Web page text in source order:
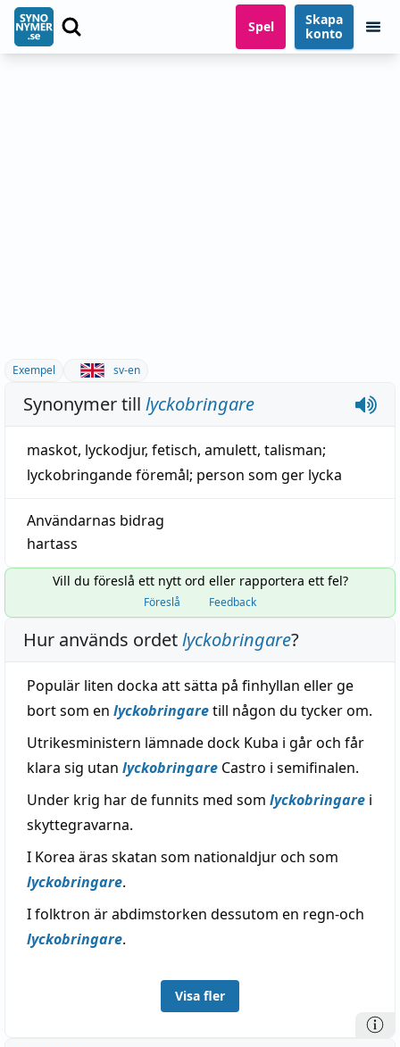
Spel
Skapa
konto
Exempel sv-en
Synonymer till lyckobringare
maskot, lyckodjur, fetisch, amulett, talisman;
lyckobringande föremål; person som ger lycka
Användarnas bidrag
hartass
Vill du föreslå ett nytt ord eller rapportera ett fel?
Föreslå Feedback
Hur används ordetlyckobringare?
Populär liten docka att sätta på finhyllan eller ge
bort som en lyckobringaretill någon du tycker om.
Utrikesministern lämnade dock Kuba i går och får
klara sig utan lyckobringare Castro i semifinalen.
Under krig har de funnits med som lyckobringare i
skyttegravarna.
I Korea äras skatan som nationaldjur och som
lyckobringare.
I folktron är abdimstorken dessutom en regn-och
lyckobringare.
Visa fler